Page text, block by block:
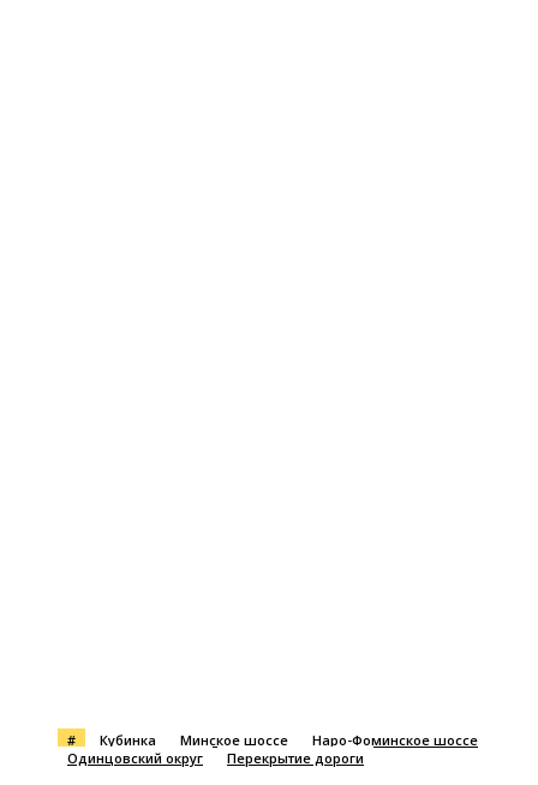
# Кубинка Минское шоссе
Наро-Фоминское шоссе
Одинцовский округ
Перекрытие дороги